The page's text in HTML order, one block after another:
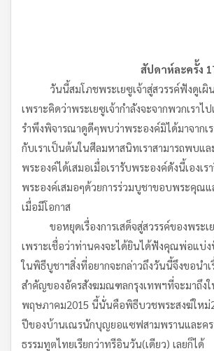
สัปดาห์ละครั้ง
วันนี้สมโภชพระเยซูเจ้าสู่สวรรค์ฟังดูเผิน
เพราะคิดว่าพระเยซูเจ้ากำลังจะจากพวกเรา
รำพึงพิจารณาดูดีๆพบว่าพระองค์มิได้มาจากเ
กับเราเป็นต้นในศีลมหาสนิทเราสามารถพบแ
พระองค์ได้เสมอเมื่อเรารับพระองค์ดังนี้เองเ
พระองค์เสมอๆด้วยการร่วมบูชาขอบพระคุณแ
เมื่อมีโอกาส
ขอหยุดเรื่องการเสด็จสู่สวรรค์ของพระเย
เพราะเชื่อว่าท่านคงจะได้ยินได้ฟังคุณพ่อแบ่
ในพิธีบูชาฯสิ่งที่อยากจะกล่าวถึงวันนี้จึงขอนำเ
สำคัญของอัครสังฆมณฑลกรุงเทพฯที่จะมาถึงใ
พฤษภาคม2015 นี้นั่นคือพิธีบวชพระสงฆ์ใหม่
ปีของบ้านเณรนักบุญยอแซฟสามพรานและค
ธรรมทูตไทยเรียกว่าทรีอินวัน(เดียว) เลยก็ได้